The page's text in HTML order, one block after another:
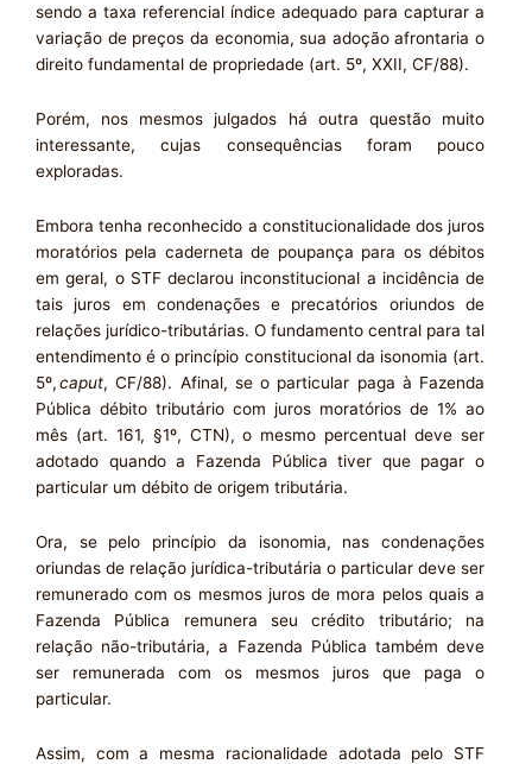
sendo a taxa referencial índice adequado para capturar a
variação de preços da economia, sua adoção afrontaria o
direito fundamental de propriedade (art. 5º, XXII, CF/88).
Porém, nos mesmos julgados há outra questão muito
interessante, cujas consequências foram pouco
exploradas.
Embora tenha reconhecido a constitucionalidade dos juros
moratórios pela caderneta de poupança para os débitos
em geral, o STF declarou inconstitucional a incidência de
tais juros em condenações e precatórios oriundos de
relações jurídico-tributárias. O fundamento central para tal
entendimento é o princípio constitucional da isonomia (art.
5º,caput, CF/88). Afinal, se o particular paga à Fazenda
Pública débito tributário com juros moratórios de 1% ao
mês (art. 161, §1º, CTN), o mesmo percentual deve ser
adotado quando a Fazenda Pública tiver que pagar o
particular um débito de origem tributária.
Ora, se pelo princípio da isonomia, nas condenações
oriundas de relação jurídica-tributária o particular deve ser
remunerado com os mesmos juros de mora pelos quais a
Fazenda Pública remunera seu crédito tributário; na
relação não-tributária, a Fazenda Pública também deve
ser remunerada com os mesmos juros que paga o
particular.
Assim, com a mesma racionalidade adotada pelo STF